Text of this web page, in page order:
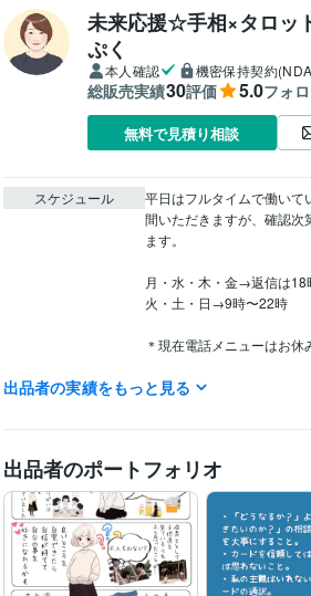
未来応援☆手相×タロッ
ぷく
本人確認 機密保持契約
総販売実績30評価 5.0フォ
無料で見積り相談
スケジュール
平日はフルタイムで働いて
間いただきますが、確認次
ます。
月・水・木・金→返信は18
火・土・日→9時〜22時
＊現在電話メニューはお休
ライフスタイル・その他 /
ライフスタイル・その他 /
得意分野 占い タロット占い
恋愛 仕事 占い
占い ルノルマンカード占
出品者の実績をもっと見る
出品者のポートフォリオ